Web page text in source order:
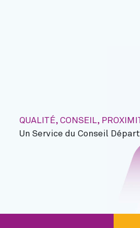
QUALITÉ, CONSEIL,
Un Service du Conseil